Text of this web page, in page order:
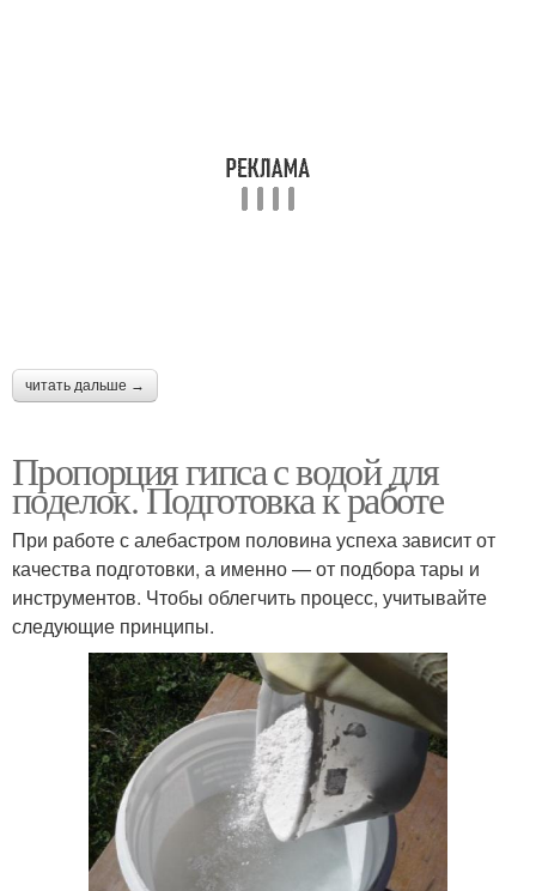
читать дальше →
Пропорция гипса с водой для
поделок. Подготовка к работе
При работе с алебастром половина успеха зависит от
качества подготовки, а именно — от подбора тары и
инструментов. Чтобы облегчить процесс, учитывайте
следующие принципы.